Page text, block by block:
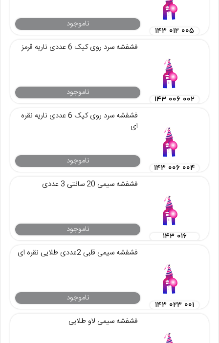
ناموجود
۱۴۳ ۰۱۲ ۰۰۵
فشفشه سرد روی کیک 6 عددی ناریه قرمز
ناموجود
۱۴۳ ۰۰۶ ۰۰۲
فشفشه سرد روی کیک 6 عددی ناریه نقره
ای
ناموجود
۱۴۳ ۰۰۶ ۰۰۴
فشفشه سیمی 20 سانتی 3 عددی
ناموجود
۱۴۳ ۰۱۶
فشفشه سیمی قلبی 2عددی طلایی نقره ای
ناموجود
۱۴۳ ۰۲۳ ۰۰۱
فشفشه سیمی لاو طلایی